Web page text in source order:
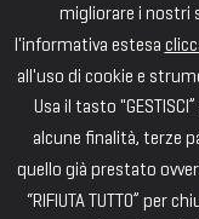
migliorare i nostri
l'informativa estesa
all'uso di cookie e
Usa il tasto
alcune finalità, terze
quello già prestato
“RIFIUTA TUTTO” per